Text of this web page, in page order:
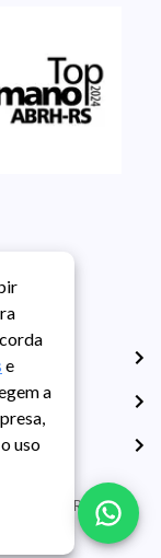
CRECI RS -
30
e
a
uso